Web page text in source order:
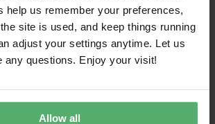
help us remember your preferences,
site is used, and keep things running
adjust your settings anytime. Let us
any questions. Enjoy your visit!
Allow all
varumärkesägaren
som uppfyller våra krav krav på
ansvarsfull tillverkningen måste
med
krav